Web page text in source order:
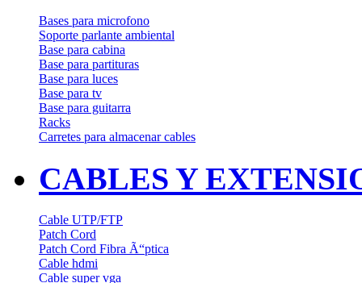
Bases para microfono
Soporte parlante ambiental
Base para cabina
Base para partituras
Base para luces
Base para tv
Base para guitarra
Racks
Carretes para almacenar cables
CABLES Y
Cable UTP/FTP
Patch Cord
Patch Cord Fibra Ã“ptica
Cable hdmi
Cable super vga